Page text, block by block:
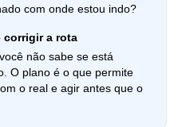
com onde estou indo?
corrigir a rota
não sabe se está
O plano é o que permite
o real e agir antes que o